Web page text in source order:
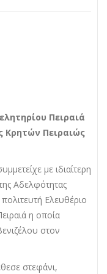
Πειραιά
Κρητών Πειραιώς
με ιδιαίτερη
Αδελφότητας
Ελευθέριο
η οποία
στον
στεφάνι,